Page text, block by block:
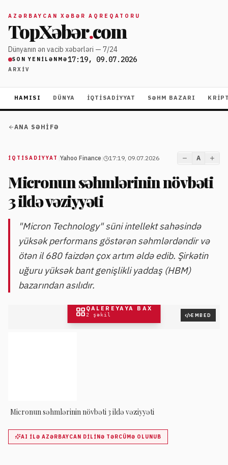
AZƏRBAYCAN XƏBƏR AQREQATORU
TopXəbər.com
Dünyanın ən vacib xəbərləri — 7/24
SON YENILƏNMƏ17:19, 09.07.2026
ARXIV
HAMISI DÜNYA İQTISADIYYAT SƏHM BAZARI
ANA SƏHIFƏ
İQTISADIYYAT Yahoo Finance 17:19, 09.07.2026 A
Micronun səhmlərinin növbəti
3 ildə vəziyyəti
"Micron Technology" süni intellekt sahəsində
yüksək performans göstərən səhmlərdəndir və
ötən il 680 faizdən çox artım əldə edib. Şirkətin
uğuru yüksək bant genişlikli yaddaş (HBM)
bazarından asılıdır.
QALEREYAYA BAX
2 şəkil EMBED
Micronun səhmlərinin növbəti 3 ildə vəziyyəti
AI ILƏ AZƏRBAYCAN DILINƏ TƏRCÜMƏ OLUNUB